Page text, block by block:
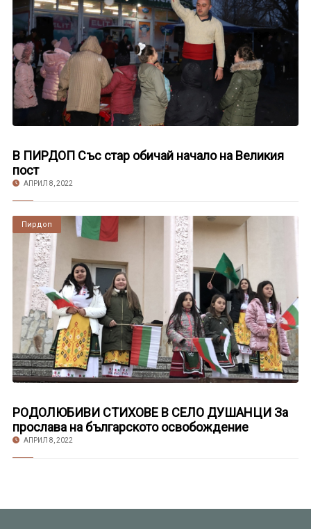
В ПИРДОП Със стар обичай начало на Великия
пост
АПРИЛ 8, 2022
Пирдоп
РОДОЛЮБИВИ СТИХОВЕ В СЕЛО ДУШАНЦИ За
прослава на българското освобождение
АПРИЛ 8, 2022